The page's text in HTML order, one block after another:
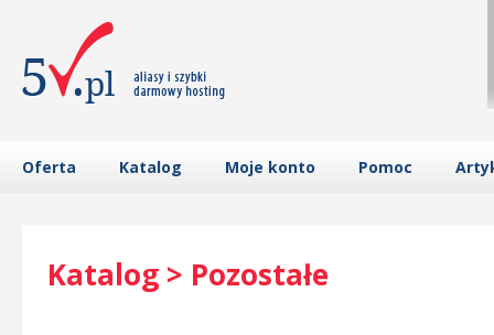
Oferta Katalog Moje konto Pomoc
Katalog > Pozostałe